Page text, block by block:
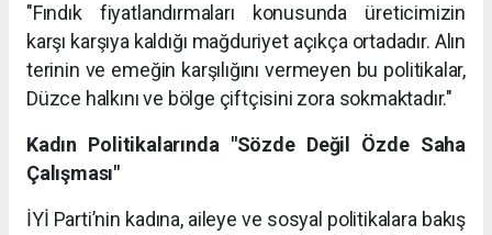
"Fındık fiyatlandırmaları konusunda üreticimizin
karşı karşıya kaldığı mağduriyet açıkça ortadadır. Alın
terinin ve emeğin karşılığını vermeyen bu politikalar,
Düzce halkını ve bölge çiftçisini zora sokmaktadır."
Kadın Politikalarında "Sözde Değil Özde Saha
Çalışması"
İYİ Parti’nin kadına, aileye ve sosyal politikalara bakış